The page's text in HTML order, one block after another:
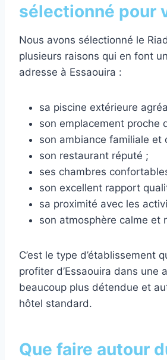
sélectionné pour
Nous avons sélectionné le
plusieurs raisons qui en font
adresse à Essaouira :
sa piscine extérieure
son emplacement proche
son ambiance familiale et
son restaurant réputé ;
ses chambres
son excellent rapport
sa proximité avec les
son atmosphère calme et
C’est le type d’établissement
profiter d’Essaouira dans une
beaucoup plus détendue et
hôtel standard.
Que faire autour